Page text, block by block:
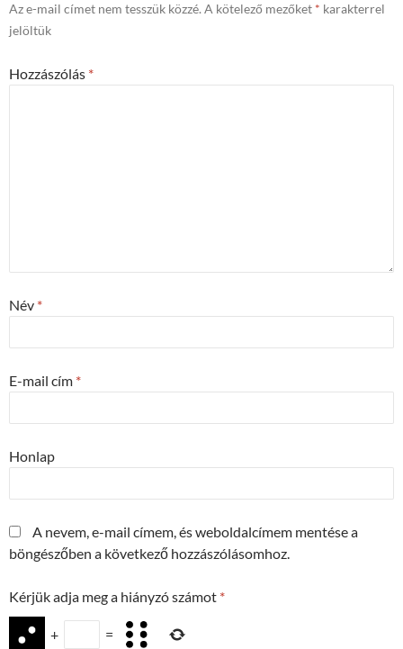
Az e-mail címet nem tesszük közzé. A kötelező mezőket * karakterrel
jelöltük
Hozzászólás *
Név *
E-mail cím *
Honlap
A nevem, e-mail címem, és weboldalcímem mentése a
böngészőben a következő hozzászólásomhoz.
Kérjük adja meg a hiányzó számot *
+ =